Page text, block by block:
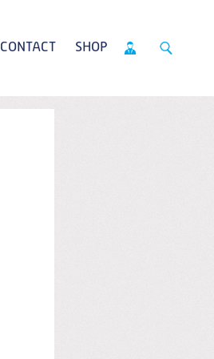
CONTACT SHOP